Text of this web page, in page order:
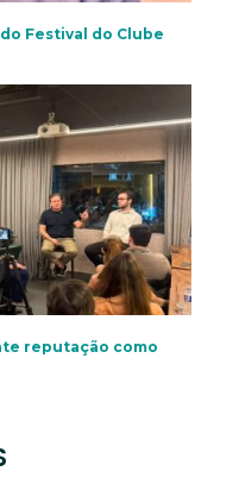
Festival do Clube
reputação como